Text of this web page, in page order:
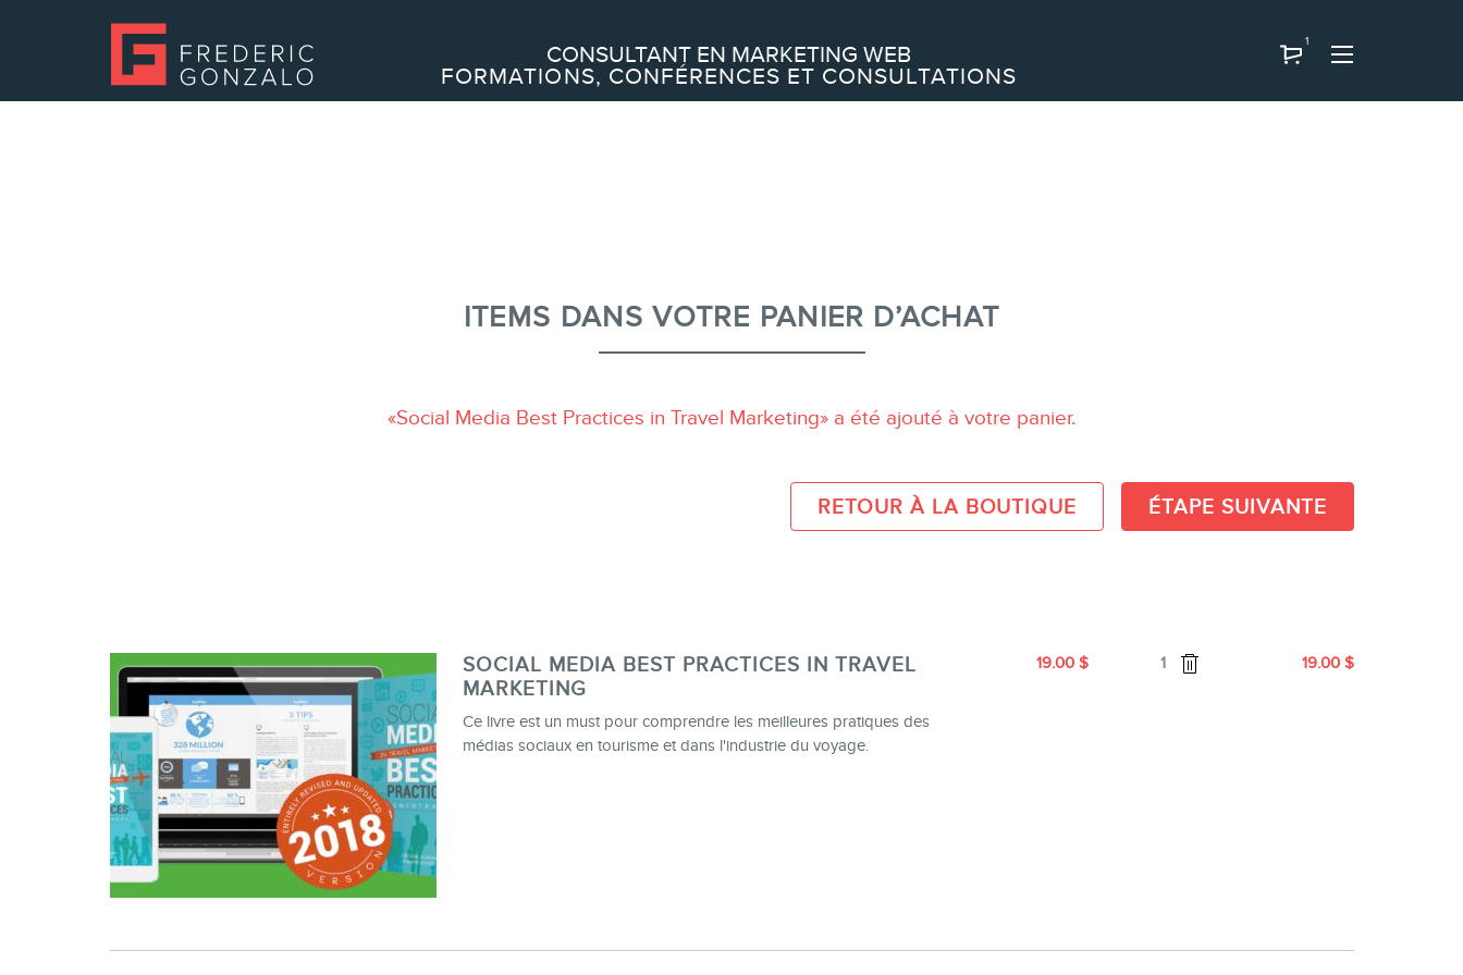
CONSULTANT EN MARKETING WEB
FORMATIONS, CONFÉRENCES ET CONSULTATIONS
1
SERVICES
Conférences
Formations marketing de groupe
Consultations
BOUTIQUE
CONTACT
ITEMS DANS VOTRE PANIER D’ACHAT
«Social Media Best Practices in Travel Marketing» a été ajouté à votre panier.
RETOUR À LA BOUTIQUE ÉTAPE SUIVANTE
SOCIAL MEDIA BEST PRACTICES IN TRAVEL
MARKETING
Ce livre est un must pour comprendre les meilleures pratiques des
médias sociaux en tourisme et dans l'industrie du voyage.
19.00 $ 1 19.00 $